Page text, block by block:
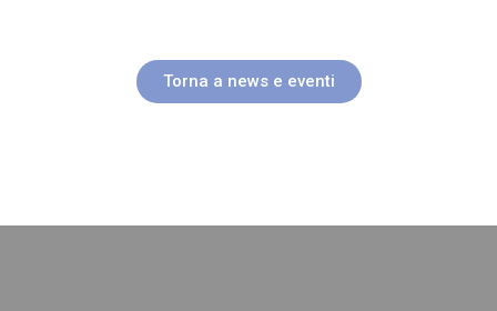
Torna a news e eventi